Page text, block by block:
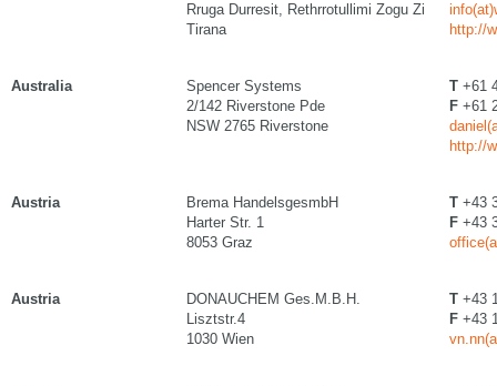
Rruga Durresit, Rethrrotullimi Zogu Zi
Tirana
http://
Australia
Spencer Systems
2/142 Riverstone Pde
NSW 2765 Riverstone
T +61
F +61
http://
Austria
Brema HandelsgesmbH
Harter Str. 1
8053 Graz
T +43
F +43
Austria
DONAUCHEM Ges.M.B.H.
Lisztstr.4
1030 Wien
T +43
F +43